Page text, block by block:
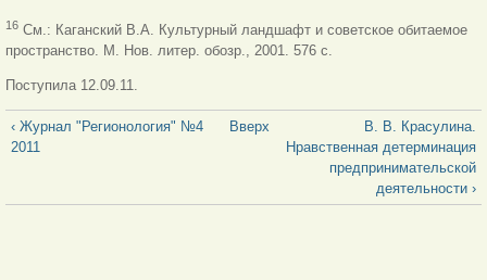
16 См.: Каганский В.А. Культурный ландшафт и советское обитаемое
пространство. М. Нов. литер. обозр., 2001. 576 с.
Поступила 12.09.11.
‹ Журнал "Регионология" №4
2011
Вверх
В. В. Красулина.
Нравственная детерминация
предпринимательской
деятельности ›